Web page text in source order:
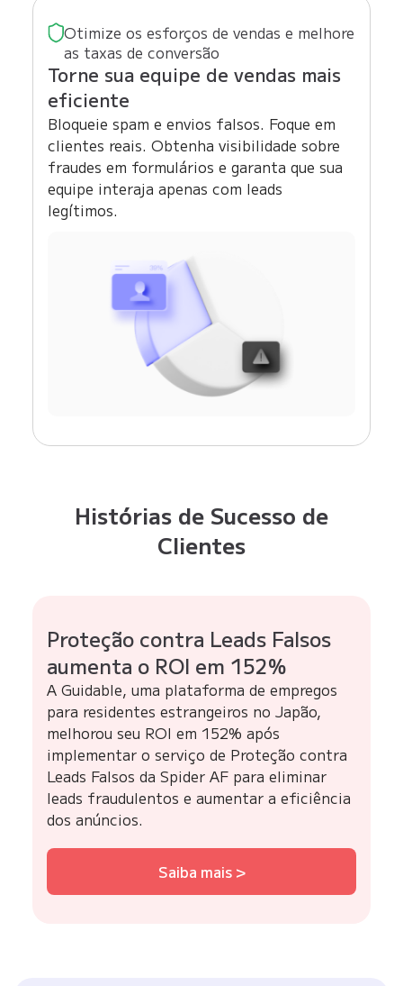
Otimize os esforços de vendas e melhore
as taxas de conversão
Torne sua equipe de vendas mais
eficiente
Bloqueie spam e envios falsos. Foque em
clientes reais. Obtenha visibilidade sobre
fraudes em formulários e garanta que sua
equipe interaja apenas com leads
legítimos.
Histórias de Sucesso de
Clientes
Proteção contra Leads Falsos
aumenta o ROI em 152%
A Guidable, uma plataforma de empregos
para residentes estrangeiros no Japão,
melhorou seu ROI em 152% após
implementar o serviço de Proteção contra
Leads Falsos da Spider AF para eliminar
leads fraudulentos e aumentar a eficiência
dos anúncios.
Saiba mais >